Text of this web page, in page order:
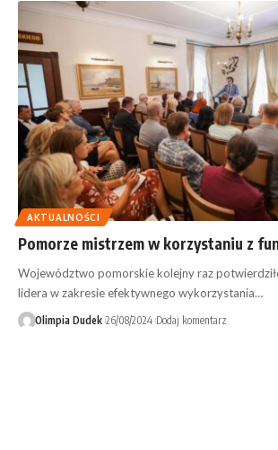
AKTUALNOŚCI
Pomorze mistrzem w korzystaniu z
Województwo pomorskie kolejny raz
lidera w zakresie efektywnego wykorzystania…
Olimpia Dudek 26/08/2024 Dodaj komentarz